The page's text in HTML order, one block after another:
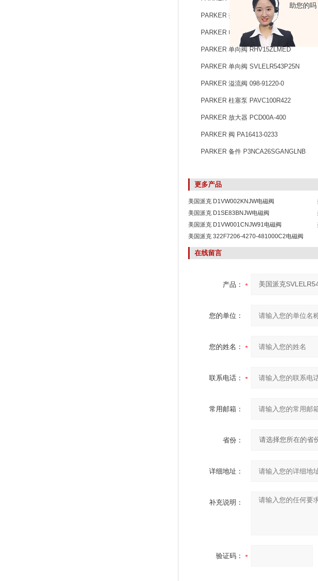
助您的吗
PARKER 接头 EMA3-1/4EDCF
PARKER 电磁阀 D1VW004CNJW91
PARKER 单向阀 RHV15ZLMED
PARKER 单向阀 SVLELR543P25N
PARKER 溢流阀 098-91220-0
PARKER 柱塞泵 PAVC100R422
PARKER 放大器 PCD00A-400
PARKER 阀 PA16413-0233
PARKER 备件 P3NCA26SGANGLNB
更多产品
美国派克 D1VW002KNJW电磁阀
美国派克 D1SE83BNJW电磁阀
美国派克 D1VW001CNJW91电磁阀
美国派克 322F7206-4270-481000C2电磁阀
在线留言
产品：
您的单位：
您的姓名：
联系电话：
常用邮箱：
省份：
详细地址：
补充说明：
验证码：